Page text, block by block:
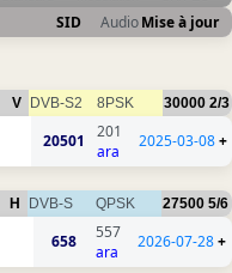
SID AudioMise à jour
V DVB-S2 8PSK 30000 2/3
20501
201
ara
2025-03-08+
H DVB-S QPSK 27500 5/6
658
557
ara
2026-07-28+